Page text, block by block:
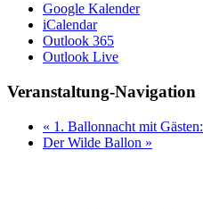
Google Kalender
iCalendar
Outlook 365
Outlook Live
Veranstaltung-Navigation
« 1. Ballonnacht mit Gästen:
Der Wilde Ballon »